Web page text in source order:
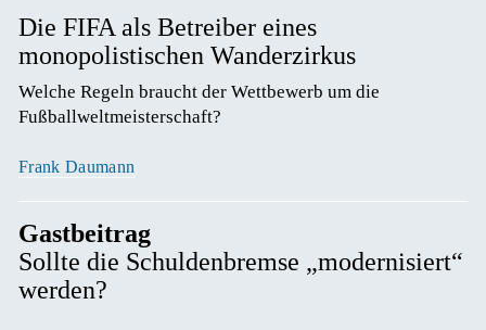
Die FIFA als Betreiber eines
monopolistischen Wanderzirkus
Welche Regeln braucht der Wettbewerb um die
Fußballweltmeisterschaft?
Frank Daumann
Gastbeitrag
Sollte die Schuldenbremse „modernisiert“
werden?